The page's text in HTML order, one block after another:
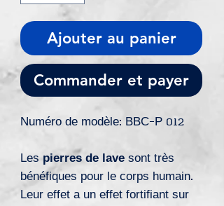
Ajouter au panier
Commander et payer
Numéro de modèle: BBC-P 012
Les pierres de lave sont très
bénéfiques pour le corps humain.
Leur effet a un effet fortifiant sur